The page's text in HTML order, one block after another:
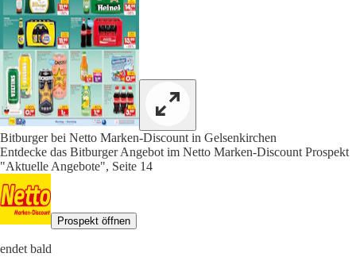
Bitburger bei Netto Marken-Discount in Gelsenkirchen
Entdecke das Bitburger Angebot im Netto Marken-Discount Prospekt
"Aktuelle Angebote", Seite 14
Prospekt öffnen
endet bald